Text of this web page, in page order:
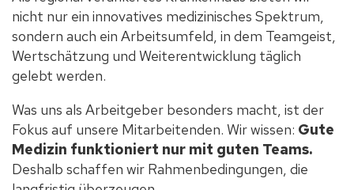
nicht nur ein innovatives medizinisches Spektrum,
sondern auch ein Arbeitsumfeld, in dem Teamgeist,
Wertschätzung und Weiterentwicklung täglich
gelebt werden.
Was uns als Arbeitgeber besonders macht, ist der
Fokus auf unsere Mitarbeitenden. Wir wissen: Gute
Medizin funktioniert nur mit guten Teams.
Deshalb schaffen wir Rahmenbedingungen, die